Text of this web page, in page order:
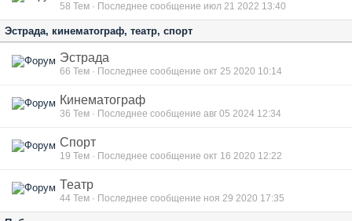
58 Тем · Последнее сообщение июл 21 2022 13:40
Эстрада, кинематограф, театр, спорт
Эстрада
66 Тем · Последнее сообщение окт 25 2020 10:14
Кинематограф
36 Тем · Последнее сообщение авг 05 2024 12:34
Спорт
19 Тем · Последнее сообщение окт 16 2020 12:22
Театр
44 Тем · Последнее сообщение ноя 29 2020 17:35